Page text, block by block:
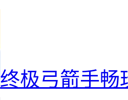
终极弓箭手畅